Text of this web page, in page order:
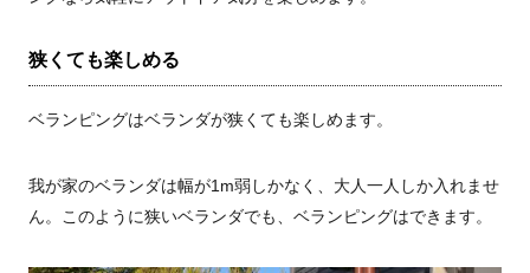
狭くても楽しめる
ベランピングはベランダが狭くても楽しめます。
我が家のベランダは幅が1m弱しかなく、大人一人しか入れませ
ん。
このように狭いベランダでも、ベランピングはできます。